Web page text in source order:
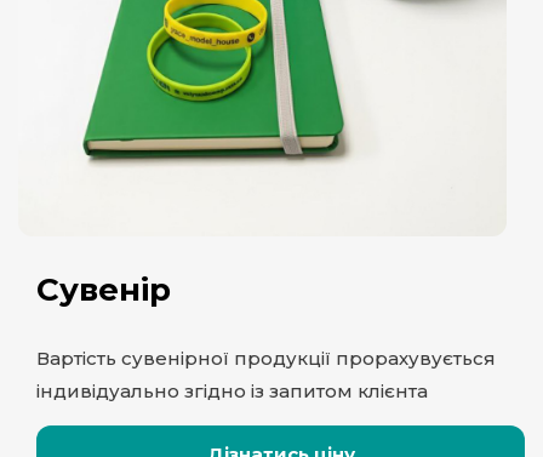
Сувенір
Вартість сувенірної продукції прорахувується
індивідуально згідно із запитом клієнта